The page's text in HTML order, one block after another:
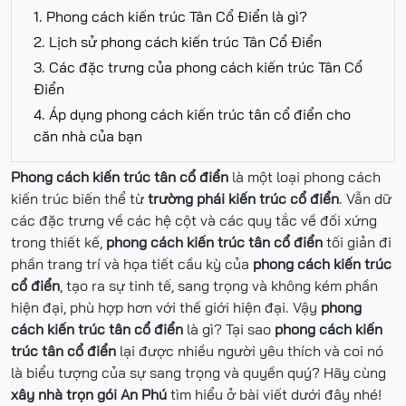
1. Phong cách kiến trúc Tân Cổ Điển là gì?
2. Lịch sử phong cách kiến trúc Tân Cổ Điển
3. Các đặc trưng của phong cách kiến trúc Tân Cổ
Điển
4. Áp dụng phong cách kiến trúc tân cổ điển cho
căn nhà của bạn
Phong cách kiến trúc tân cổ điển là một loại phong cách
kiến trúc biến thể từ trường phái kiến trúc cổ điển. Vẫn dữ
các đặc trưng về các hệ cột và các quy tắc về đối xứng
trong thiết kế, phong cách kiến trúc tân cổ điển tối giản đi
phần trang trí và họa tiết cầu kỳ của phong cách kiến trúc
cổ điển , tạo ra sự tinh tế, sang trọng và không kém phần
hiện đại, phù hợp hơn với thế giới hiện đại. Vậy phong
cách kiến trúc tân cổ điển là gì? Tại sao phong cách kiến
trúc tân cổ điển lại được nhiều người yêu thích và coi nó
là biểu tượng của sự sang trọng và quyền quý? Hãy cùng
xây nhà trọn gói An Phú tìm hiểu ở bài viết dưới đây nhé!